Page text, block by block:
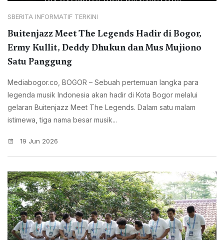
SBERITA INFORMATIF TERKINI
Buitenjazz Meet The Legends Hadir di Bogor,
Ermy Kullit, Deddy Dhukun dan Mus Mujiono
Satu Panggung
Mediabogor.co, BOGOR – Sebuah pertemuan langka para
legenda musik Indonesia akan hadir di Kota Bogor melalui
gelaran Buitenjazz Meet The Legends. Dalam satu malam
istimewa, tiga nama besar musik...
19 Jun 2026